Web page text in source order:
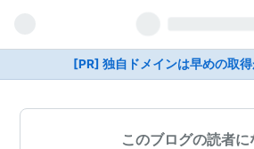
[PR] 独自ドメインは早めの取得
このブログの読者に